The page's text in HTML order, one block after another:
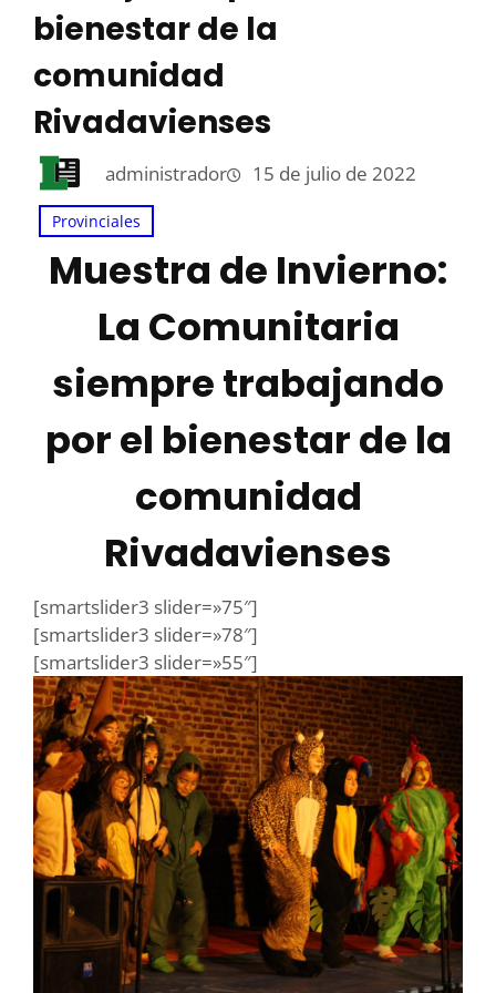
bienestar de la
comunidad
Rivadavienses
administrador 15 de julio de 2022
Provinciales
Muestra de Invierno:
La Comunitaria
siempre trabajando
por el bienestar de la
comunidad
Rivadavienses
[smartslider3 slider=»75″]
[smartslider3 slider=»78″]
[smartslider3 slider=»55″]